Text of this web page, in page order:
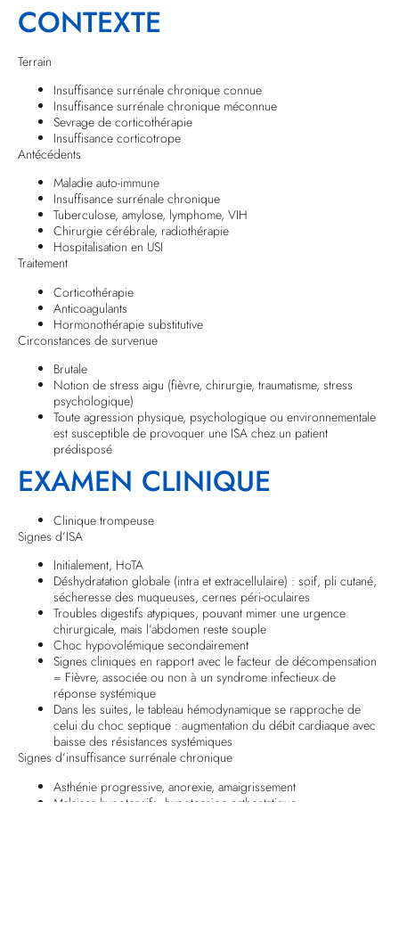
CONTEXTE
Terrain
Insuffisance surrénale chronique connue
Insuffisance surrénale chronique méconnue
Sevrage de corticothérapie
Insuffisance corticotrope
Antécédents
Maladie auto-immune
Insuffisance surrénale chronique
Tuberculose, amylose, lymphome, VIH
Chirurgie cérébrale, radiothérapie
Hospitalisation en USI
Traitement
Corticothérapie
Anticoagulants
Hormonothérapie substitutive
Circonstances de survenue
Brutale
Notion de stress aigu (fièvre, chirurgie, traumatisme, stress
psychologique)
Toute agression physique, psychologique ou environnementale
est susceptible de provoquer une ISA chez un patient
prédisposé
EXAMEN CLINIQUE
Clinique trompeuse
Signes d’ISA
Initialement, HoTA
Déshydratation globale (intra et extracellulaire) : soif, pli cutané,
sécheresse des muqueuses, cernes péri-oculaires
Troubles digestifs atypiques, pouvant mimer une urgence
chirurgicale, mais l’abdomen reste souple
Choc hypovolémique secondairement
Signes cliniques en rapport avec le facteur de décompensation
= Fièvre, associée ou non à un syndrome infectieux de
réponse systémique
Dans les suites, le tableau hémodynamique se rapproche de
celui du choc septique : augmentation du débit cardiaque avec
baisse des résistances systémiques
Signes d’insuffisance surrénale chronique
Asthénie progressive, anorexie, amaigrissement
Malaises hypotensifs, hypotension orthostatique